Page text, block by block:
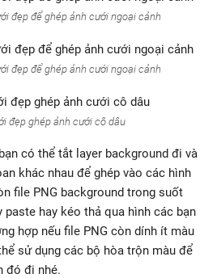
đẹp để ghép ảnh cưới ngoại cảnh
đẹp để ghép ảnh cưới ngoại cảnh
đẹp ghép ảnh cưới cô dâu
có thể tắt layer background đi và
khác nhau để ghép vào các hình
file PNG background trong suốt
paste hay kéo thả qua hình các bạn
hợp nếu file PNG còn dính ít màu
sử dụng các bộ hòa trộn màu để
đó đi nhé.